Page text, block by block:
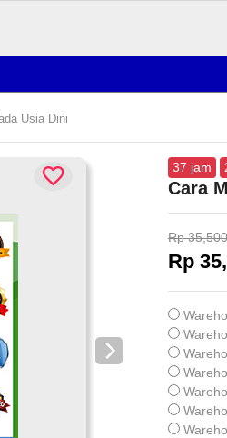
Usia Dini
37 jam
Cara
Rp 35,500
Rp